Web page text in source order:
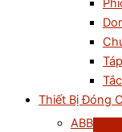
Thiết Bị Đóng
ABB